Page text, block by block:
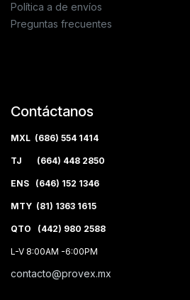
Política a de envíos
Preguntas frecuentes
Contáctanos
MXL (686) 554 1414
TJ (664) 448 2850
ENS (646) 152 1346
MTY (81) 1363 1615
QTO (442) 980 2588
L-V 8:00AM -6:00PM
contacto@provex.mx